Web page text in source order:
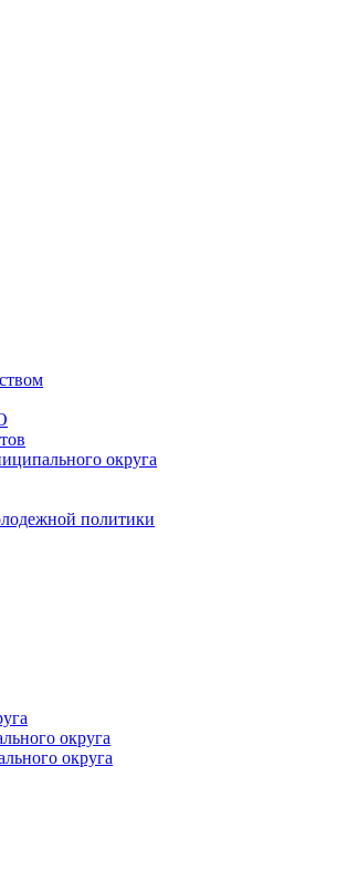
округа
политики
округа
округа